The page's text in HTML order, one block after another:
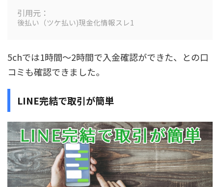
引用元：
後払い（ツケ払い)現金化情報スレ1
5chでは1時間～2時間で入金確認ができた、との口
コミも確認できました。
LINE完結で取引が簡単